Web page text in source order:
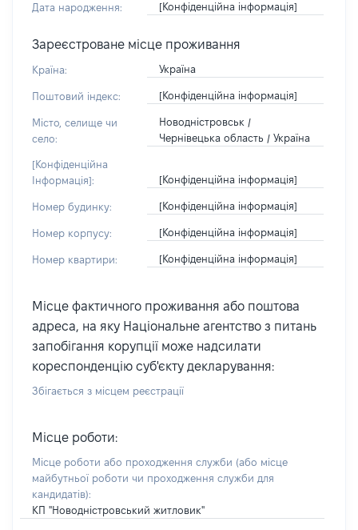
Дата народження: [Конфіденційна інформація]
Зареєстроване місце проживання
Країна: Україна
Поштовий індекс: [Конфіденційна інформація]
Місто, селище чи
село:
Новодністровськ /
Чернівецька область / Україна
[Конфіденційна
Інформація]:
[Конфіденційна інформація]
Номер будинку: [Конфіденційна інформація]
Номер корпусу: [Конфіденційна інформація]
Номер квартири: [Конфіденційна інформація]
Місце фактичного проживання або поштова
адреса, на яку Національне агентство з питань
запобігання корупції може надсилати
кореспонденцію суб'єкту декларування:
Збігається з місцем реєстрації
Місце роботи:
Місце роботи або проходження служби (або місце
майбутньої роботи чи проходження служби для
кандидатів):
КП "Новодністровський житловик"